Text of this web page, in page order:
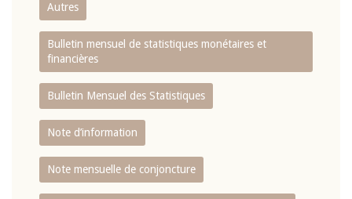
Autres
Bulletin mensuel de statistiques monétaires et
financières
Bulletin Mensuel des Statistiques
Note d’information
Note mensuelle de conjoncture